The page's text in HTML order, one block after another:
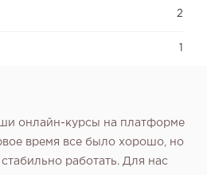
2
онлайн-курсы на платформе
время все было хорошо, но
работать. Для нас